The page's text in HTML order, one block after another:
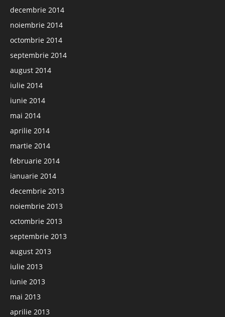
decembrie 2014
noiembrie 2014
octombrie 2014
septembrie 2014
august 2014
iulie 2014
iunie 2014
mai 2014
aprilie 2014
martie 2014
februarie 2014
ianuarie 2014
decembrie 2013
noiembrie 2013
octombrie 2013
septembrie 2013
august 2013
iulie 2013
iunie 2013
mai 2013
aprilie 2013